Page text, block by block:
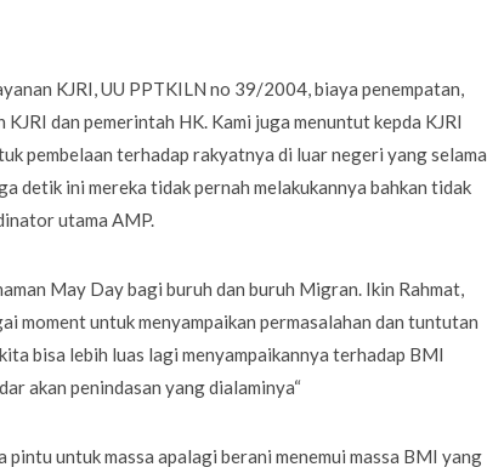
KJRI, UU PPTKILN no 39/2004, biaya penempatan,
dan pemerintah HK. Kami juga menuntut kepda KJRI
pembelaan terhadap rakyatnya di luar negeri yang selama
detik ini mereka tidak pernah melakukannya bahkan tidak
utama AMP.
May Day bagi buruh dan buruh Migran. Ikin Rahmat,
moment untuk menyampaikan permasalahan dan tuntutan
bisa lebih luas lagi menyampaikannya terhadap BMI
akan penindasan yang dialaminya“
untuk massa apalagi berani menemui massa BMI yang